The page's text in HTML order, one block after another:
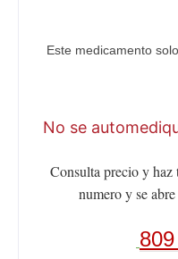
Este medicamento
No se
Consulta precio y haz
numero y se